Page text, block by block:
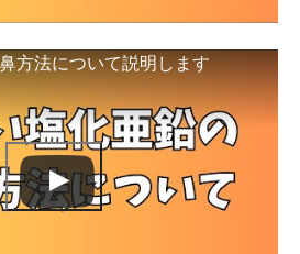
方法について説明します